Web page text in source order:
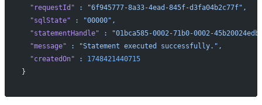
  "requestId"
:
"6f945777-8a33-4ead-845f-d3fa04b2c77f",
  "sqlState"
:
"00000",
  "statementHandle"
:
"01bca585-0002-71b0-0002-
  "message"
:
"Statement executed successfully.",
  "createdOn"
:
1748421440715
}